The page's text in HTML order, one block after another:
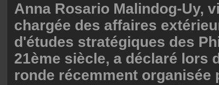
Anna Rosario Malindog-Uy,
chargée des affaires
d'études stratégiques des
21ème siècle, a déclaré lors
ronde récemment organisée